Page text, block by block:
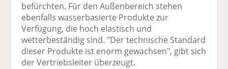
befürchten. Für den Außenbereich stehen
ebenfalls wasserbasierte Produkte zur
Verfügung, die hoch elastisch und
wetterbeständig sind. "Der technische Standard
dieser Produkte ist enorm gewachsen", gibt sich
der Vertriebsleiter überzeugt.